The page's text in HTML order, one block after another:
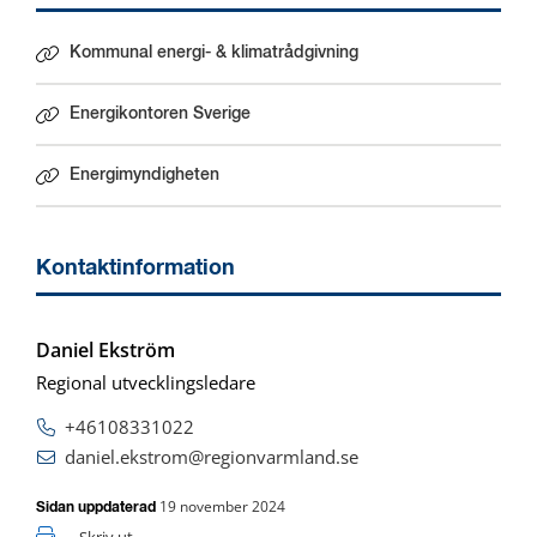
Kommunal energi- & klimatrådgivning
Energikontoren Sverige
Länk till annan webbplats.
Energimyndigheten
Länk till annan webbplats.
Kontaktinformation
Daniel Ekström
Regional utvecklingsledare
+46108331022
daniel.ekstrom@regionvarmland.se
Sidan uppdaterad 19 november 2024